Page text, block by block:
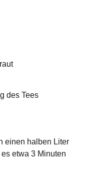
des Tees
einen halben Liter
etwa 3 Minuten